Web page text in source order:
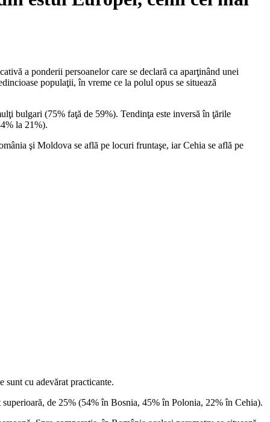
a ponderii persoanelor care se declară ca aparţinând unei
populaţii, în vreme ce la polul opus se situează
bulgari (75% faţă de 59%). Tendinţa este inversă în ţările
la 21%).
şi Moldova se află pe locuri fruntaşe, iar Cehia se află pe
cu adevărat practicante.
de 25% (54% în Bosnia, 45% în Polonia, 22% în Cehia).